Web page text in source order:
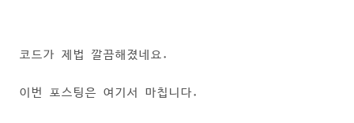
코드가 제법 깔끔해졌네요.
이번 포스팅은 여기서 마칩니다.